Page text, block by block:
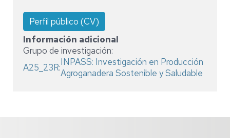
Perfil público (CV)
Información adicional
Grupo de investigación:
A25_23R:INPASS: Investigación en Producción
Agroganadera Sostenible y Saludable